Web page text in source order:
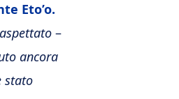
Eto’o.
–
ancora
stato